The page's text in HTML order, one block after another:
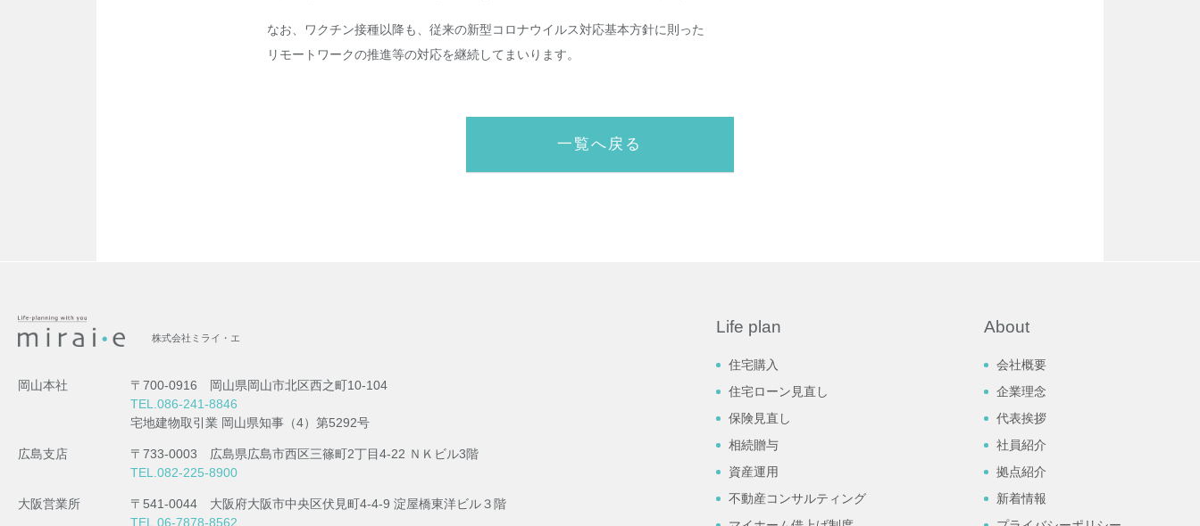
なお、ワクチン接種以降も、従来の新型コロナウイルス対応基本方針に則った
リモートワークの推進等の対応を継続してまいります。
一覧へ戻る
株式会社ミライ・エ
岡山本社
〒700-0916 岡山県岡山市北区西之町10-104
TEL.086-241-8846
宅地建物取引業 岡山県知事（4）第5292号
広島支店
〒733-0003 広島県広島市西区三篠町2丁目4-22 ＮＫビル3階
TEL.082-225-8900
大阪営業所
〒541-0044 大阪府大阪市中央区伏見町4-4-9 淀屋橋東洋ビル３階
TEL.06-7878-8562
Life plan
住宅購入
住宅ローン見直し
保険見直し
相続贈与
資産運用
不動産コンサルティング
About
会社概要
企業理念
代表挨拶
社員紹介
拠点紹介
新着情報